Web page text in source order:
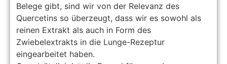
Belege gibt, sind wir von der Relevanz des
Quercetins so überzeugt, dass wir es sowohl als
reinen Extrakt als auch in Form des
Zwiebelextrakts in die Lunge-Rezeptur
eingearbeitet haben.